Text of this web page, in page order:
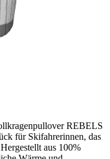
REBELS
für Skifahrerinnen, das
aus 100%